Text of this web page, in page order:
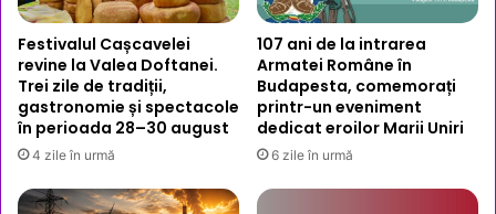
Festivalul Cașcavelei
revine la Valea Doftanei.
Trei zile de tradiții,
gastronomie și spectacole
în perioada 28–30 august
4 zile în urmă
107 ani de la intrarea
Armatei Române în
Budapesta, comemorați
printr-un eveniment
dedicat eroilor Marii Uniri
6 zile în urmă